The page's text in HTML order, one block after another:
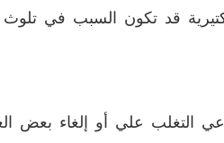
قد تكون السبب في تلوث
التغلب علي أو إلغاء بعض